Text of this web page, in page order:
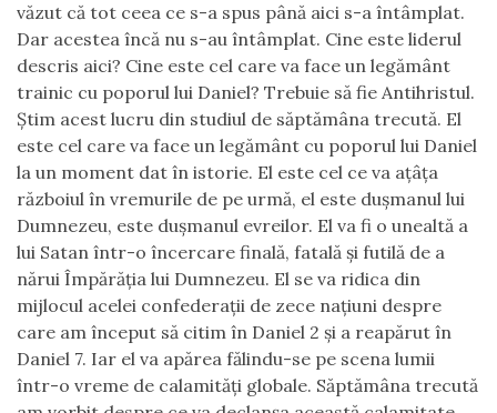
văzut că tot ceea ce s-a spus până aici s-a întâmplat.
Dar acestea încă nu s-au întâmplat. Cine este liderul
descris aici? Cine este cel care va face un legământ
trainic cu poporul lui Daniel? Trebuie să fie Antihristul.
Știm acest lucru din studiul de săptămâna trecută. El
este cel care va face un legământ cu poporul lui Daniel
la un moment dat în istorie. El este cel ce va ațâța
războiul în vremurile de pe urmă, el este dușmanul lui
Dumnezeu, este dușmanul evreilor. El va fi o unealtă a
lui Satan într-o încercare finală, fatală și futilă de a
nărui Împărăția lui Dumnezeu. El se va ridica din
mijlocul acelei confederații de zece națiuni despre
care am început să citim în Daniel 2 și a reapărut în
Daniel 7. Iar el va apărea fălindu-se pe scena lumii
într-o vreme de calamități globale. Săptămâna trecută